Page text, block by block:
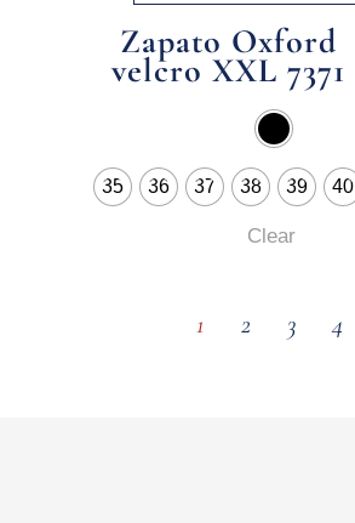
Zapato Oxford
velcro XXL 7371
35 36 37 38 39 40
Clear
1 2 3 4